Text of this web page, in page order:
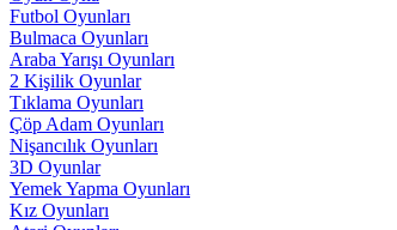
Futbol Oyunları
Bulmaca Oyunları
Araba Yarışı Oyunları
2 Kişilik Oyunlar
Tıklama Oyunları
Çöp Adam Oyunları
Nişancılık Oyunları
3D Oyunlar
Yemek Yapma Oyunları
Kız Oyunları